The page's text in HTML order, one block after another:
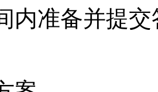
内准备并提